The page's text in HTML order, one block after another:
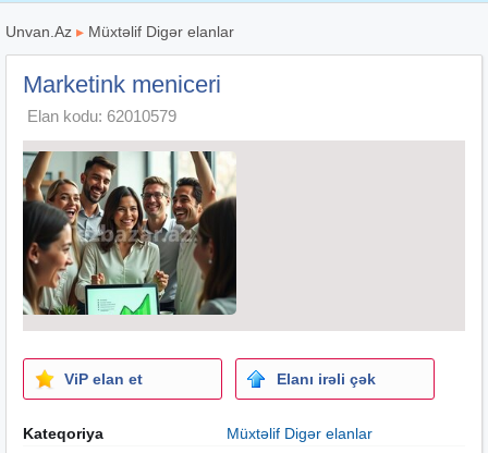
Unvan.Az ▸ Müxtəlif Digər elanlar
Marketink meniceri
Elan kodu: 62010579
ViP elan et Elanı irəli çək
Kateqoriya
Müxtəlif Digər elanlar